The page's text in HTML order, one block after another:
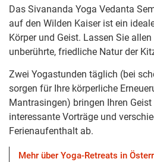
Das Sivananda Yoga Vedanta
auf den Wilden Kaiser ist ein
Körper und Geist. Lassen Sie
unberührte, friedliche Natur der
Zwei Yogastunden täglich (bei
sorgen für Ihre körperliche
Mantrasingen) bringen Ihren
interessante Vorträge und
Ferienaufenthalt ab.
Mehr über Yoga-Retreats in